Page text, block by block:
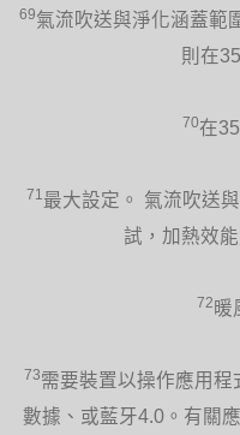
69氣流吹送與淨化涵蓋範
則在
70在
71 最大設定。 氣流吹送
試，加熱效
72 暖
73需要裝置以操作應用
數據、或藍牙4.0。有關